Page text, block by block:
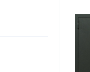
Для
Для